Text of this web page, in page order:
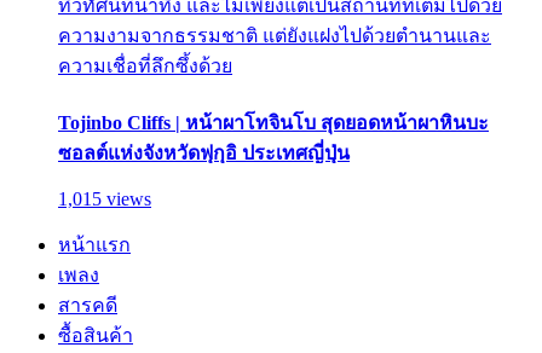
ทิวทัศน์ที่น่าทึ่ง และไม่เพียงแต่เป็นสถานที่ที่เต็มไปด้วย
ความงามจากธรรมชาติ แต่ยังแฝงไปด้วยตำนานและ
ความเชื่อที่ลึกซึ้งด้วย
Tojinbo Cliffs | หน้าผาโทจินโบ สุดยอดหน้าผาหินบะ
ซอลต์แห่งจังหวัดฟุกุอิ ประเทศญี่ปุ่น
1,015 views
หน้าแรก
เพลง
สารคดี
ซื้อสินค้า